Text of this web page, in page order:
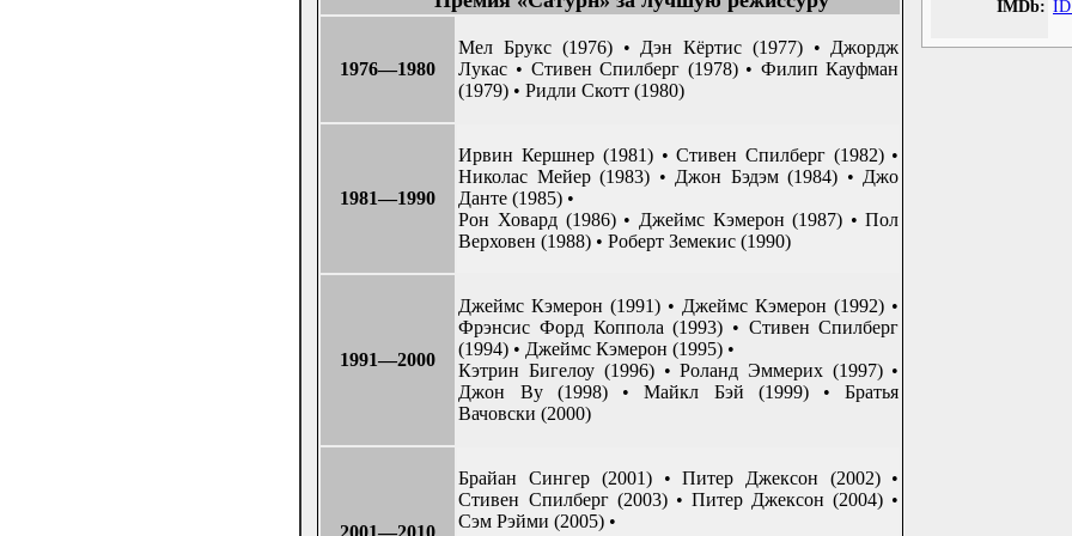
IMDb: ID
1976—1980
Мел Брукс (1976) • Дэн Кёртис (1977) • Джордж
Лукас • Стивен Спилберг (1978) • Филип Кауфман
(1979) • Ридли Скотт (1980)
1981—1990
Ирвин Кершнер (1981) • Стивен Спилберг (1982) •
Николас Мейер (1983) • Джон Бэдэм (1984) • Джо
Данте (1985) •
Рон Ховард (1986) • Джеймс Кэмерон (1987) • Пол
Верховен (1988) • Роберт Земекис (1990)
1991—2000
Джеймс Кэмерон (1991) • Джеймс Кэмерон (1992) •
Фрэнсис Форд Коппола (1993) • Стивен Спилберг
(1994) • Джеймс Кэмерон (1995) •
Кэтрин Бигелоу (1996) • Роланд Эммерих (1997) •
Джон Ву (1998) • Майкл Бэй (1999) • Братья
Вачовски (2000)
Брайан Сингер (2001) • Питер Джексон (2002) •
Стивен Спилберг (2003) • Питер Джексон (2004) •
Сэм Рэйми (2005) •